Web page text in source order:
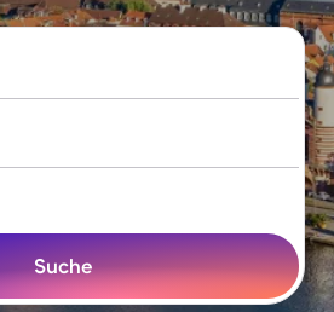
Suche